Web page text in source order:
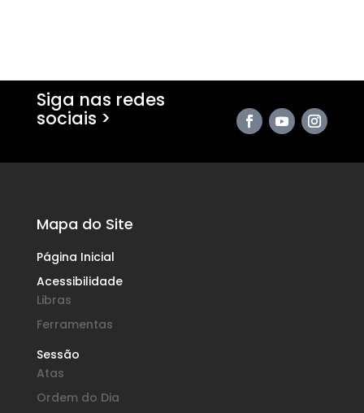
Siga nas redes
sociais >
Mapa do Site
Página Inicial
Acessibilidade
Libras
Ferramentas
Sessão
Atas
Ordem do Dia